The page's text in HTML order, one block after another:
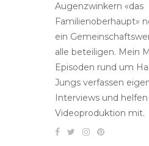
Augenzwinkern «das
Familienoberhaupt»
ein
alle beteiligen. Mein
Episoden rund um
Jungs verfassen
Interviews und
Videoproduktion mit.